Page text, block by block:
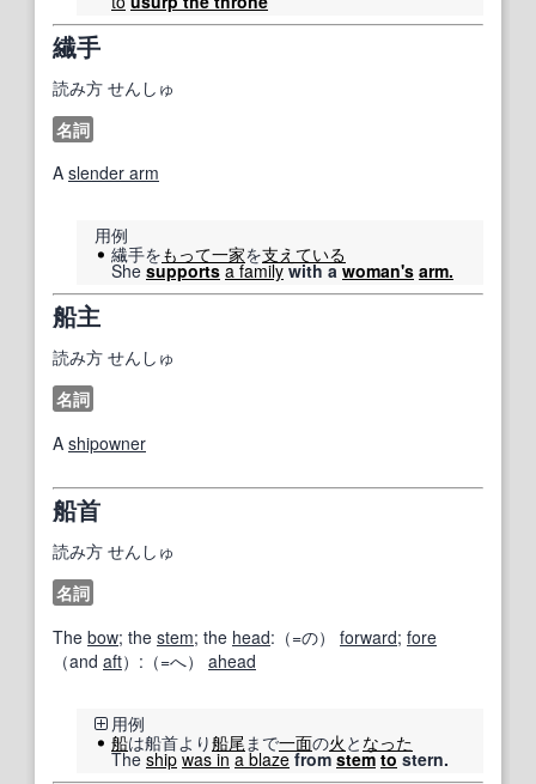
繊手
読み方 せんしゅ
名詞
A slender arm
用例
繊手をもって一家を支え ている
She supports a family with awoman's arm.
船主
読み方 せんしゅ
名詞
A shipowner
船首
読み方 せんしゅ
名詞
The bow; the stem; the head:（=の） forward; fore
（and aft）:（=へ） ahead
用例
船は船首より船尾 まで一面の火 と なった
Theship was in a blaze fromstem tostern.